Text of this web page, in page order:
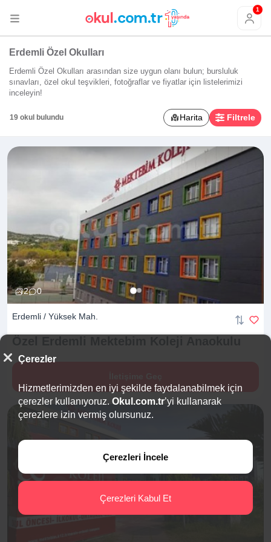
1
Erdemli Özel Okulları
Erdemli Özel Okulları arasından size uygun olanı bulun; bursluluk
sınavları, özel okul teşvikleri, fotoğraflar ve fiyatlar için listelerimizi
inceleyin!
19 okul bulundu Harita Filtrele
2 0
Erdemli / Yüksek Mah.
Çerezler
Hizmetlerimizden en iyi şekilde faydalanabilmek için
çerezler kullanıyoruz. Okul.com.tr’yi kullanarak
çerezlere izin vermiş olursunuz.
Çerezleri İncele
Çerezleri Kabul Et